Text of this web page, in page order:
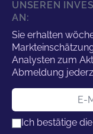
UNSEREN
AN:
Sie erhalten
Analysten zum
Abmeldung
E-Mail-Adresse
Ich bestätige die